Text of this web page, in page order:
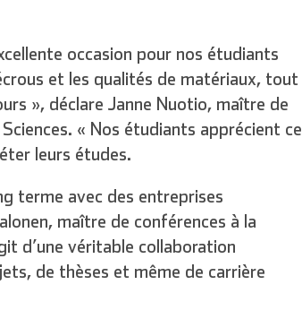
occasion pour nos étudiants
et les qualités de matériaux, tout
», déclare Janne Nuotio, maître de
« Nos étudiants apprécient ce
leurs études.
terme avec des entreprises
maître de conférences à la
d’une véritable collaboration
de thèses et même de carrière